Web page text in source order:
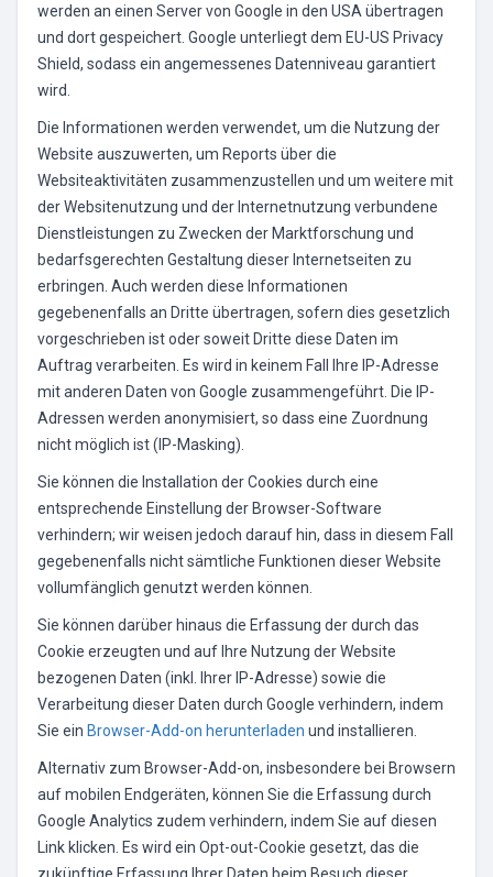
werden an einen Server von Google in den USA übertragen
und dort gespeichert. Google unterliegt dem EU-US Privacy
Shield, sodass ein angemessenes Datenniveau garantiert
wird.
Die Informationen werden verwendet, um die Nutzung der
Website auszuwerten, um Reports über die
Websiteaktivitäten zusammenzustellen und um weitere mit
der Websitenutzung und der Internetnutzung verbundene
Dienstleistungen zu Zwecken der Marktforschung und
bedarfsgerechten Gestaltung dieser Internetseiten zu
erbringen. Auch werden diese Informationen
gegebenenfalls an Dritte übertragen, sofern dies gesetzlich
vorgeschrieben ist oder soweit Dritte diese Daten im
Auftrag verarbeiten. Es wird in keinem Fall Ihre IP-Adresse
mit anderen Daten von Google zusammengeführt. Die IP-
Adressen werden anonymisiert, so dass eine Zuordnung
nicht möglich ist (IP-Masking).
Sie können die Installation der Cookies durch eine
entsprechende Einstellung der Browser-Software
verhindern; wir weisen jedoch darauf hin, dass in diesem Fall
gegebenenfalls nicht sämtliche Funktionen dieser Website
vollumfänglich genutzt werden können.
Sie können darüber hinaus die Erfassung der durch das
Cookie erzeugten und auf Ihre Nutzung der Website
bezogenen Daten (inkl. Ihrer IP-Adresse) sowie die
Verarbeitung dieser Daten durch Google verhindern, indem
Sie ein Browser-Add-on herunterladen und installieren.
Alternativ zum Browser-Add-on, insbesondere bei Browsern
auf mobilen Endgeräten, können Sie die Erfassung durch
Google Analytics zudem verhindern, indem Sie auf diesen
Link klicken. Es wird ein Opt-out-Cookie gesetzt, das die
zukünftige Erfassung Ihrer Daten beim Besuch dieser